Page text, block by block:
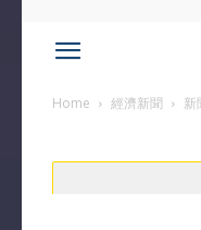
Home 經濟新聞 新